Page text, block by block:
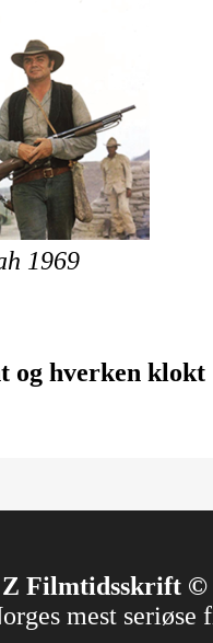
1969
og hverken klokt
Z Filmtidsskrift ©
mest